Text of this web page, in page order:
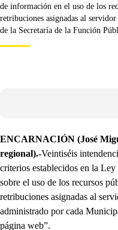
de información en el uso de los
retribuciones asignadas al
de la Secretaría de la Función
ENCARNACIÓN (José
regional).-Veintiséis
criterios establecidos en la
sobre el uso de los recursos
retribuciones asignadas al
administrado por cada
página web”.